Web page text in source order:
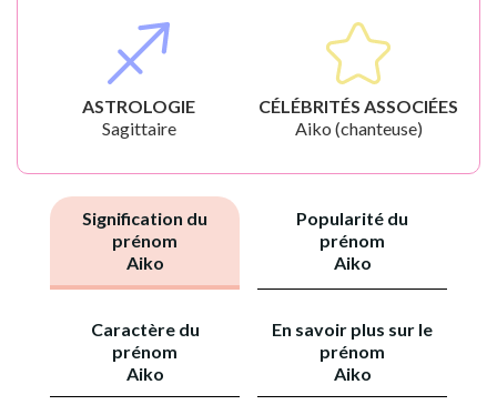
ASTROLOGIE
Sagittaire
CÉLÉBRITÉS ASSOCIÉES
Aiko (chanteuse)
Signification du
prénom
Aiko
Popularité du
prénom
Aiko
Caractère du
prénom
Aiko
En savoir plus sur le
prénom
Aiko